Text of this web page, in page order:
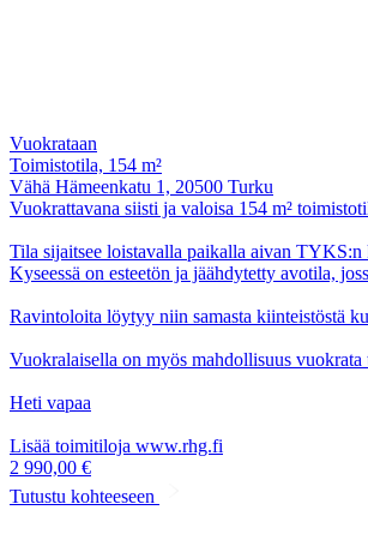
Vuokrataan
Toimistotila, 154 m²
Vähä Hämeenkatu 1, 20500 Turku
Vuokrattavana siisti ja valoisa 154 m²
Tila sijaitsee loistavalla paikalla aivan TYKS:n
Kyseessä on esteetön ja jäähdytetty avotila,
Ravintoloita löytyy niin samasta kiinteistöstä
Vuokralaisella on myös mahdollisuus
Heti vapaa
Lisää toimitiloja www.rhg.fi
2 990,00 €
Tutustu kohteeseen